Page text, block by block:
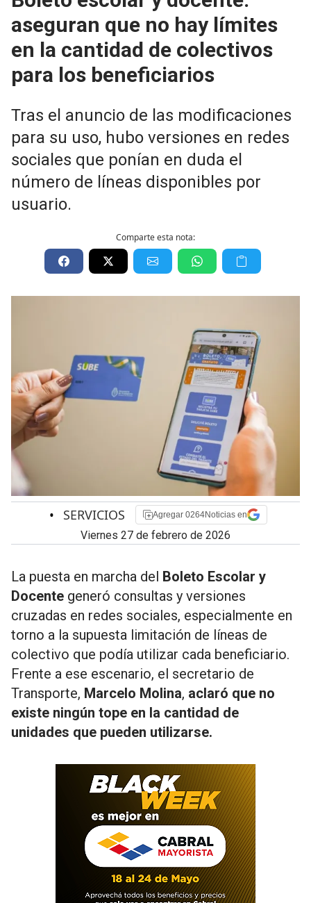
aseguran que no hay límites
en la cantidad de colectivos
para los beneficiarios
Tras el anuncio de las modificaciones
para su uso, hubo versiones en redes
sociales que ponían en duda el
número de líneas disponibles por
usuario.
Comparte esta nota:
• SERVICIOS Agregar 0264Noticias en
viernes 27 de febrero de 2026
La puesta en marcha del Boleto Escolar y
Docente generó consultas y versiones
cruzadas en redes sociales, especialmente en
torno a la supuesta limitación de líneas de
colectivo que podía utilizar cada beneficiario.
Frente a ese escenario, el secretario de
Transporte, Marcelo Molina, aclaró que no
existe ningún tope en la cantidad de
unidades que pueden utilizarse.